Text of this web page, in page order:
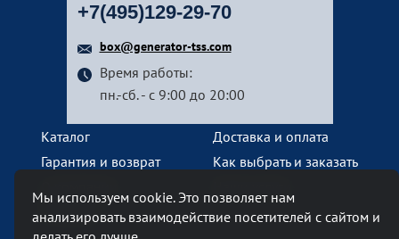
+7(495)129-29-70
box@generator-tss.com
Время работы:
пн.-сб. - с 9:00 до 20:00
Каталог
Доставка и оплата
Гарантия и возврат
Как выбрать и заказать
Контакты
Мы используем cookie. Это позволяет нам
анализировать взаимодействие посетителей с сайтом и